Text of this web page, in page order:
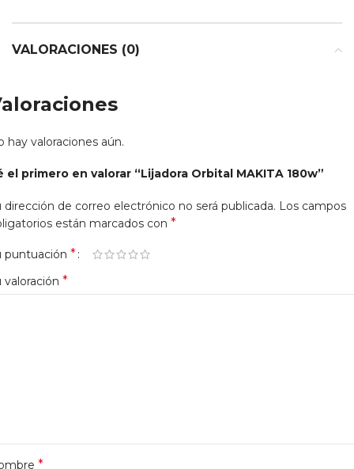
VALORACIONES (0)
hay valoraciones aún.
el primero en valorar “Lijadora Orbital MAKITA 180w”
dirección de correo electrónico no será publicada. Los campos
están marcados con *
puntuación *
valoración *
*